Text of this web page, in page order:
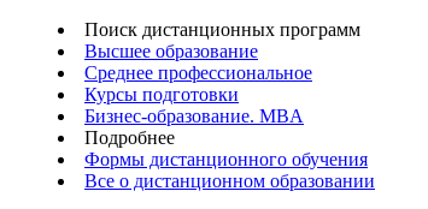
Поиск дистанционных программ
Высшее образование
Среднее профессиональное
Курсы подготовки
Бизнес-образование. MBA
Подробнее
Формы дистанционного обучения
Все о дистанционном образовании